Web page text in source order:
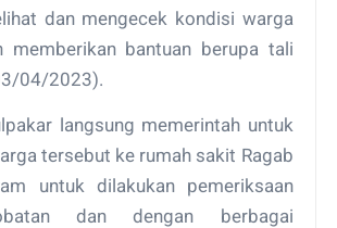
dan mengecek kondisi warga
memberikan bantuan berupa tali
04/2023).
langsung memerintah untuk
tersebut ke rumah sakit Ragab
untuk dilakukan pemeriksaan
dan dengan berbagai